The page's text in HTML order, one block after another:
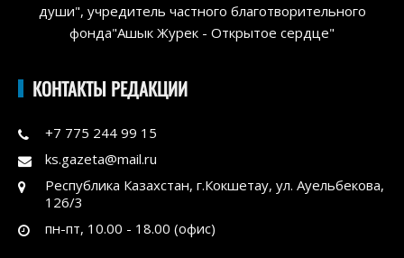
души", учредитель частного благотворительного
фонда"Ашык Журек - Открытое сердце"
КОНТАКТЫ РЕДАКЦИИ
+7 775 244 99 15
ks.gazeta@mail.ru
Республика Казахстан, г.Кокшетау, ул. Ауельбекова,
126/3
пн-пт, 10.00 - 18.00 (офис)